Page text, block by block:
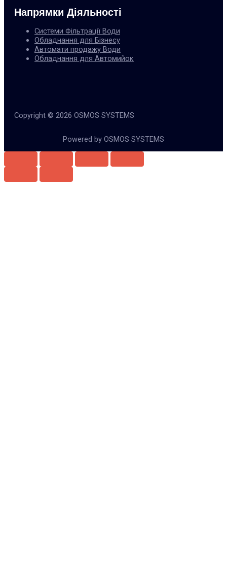
Напрямки Діяльності
Системи Фільтрації Води
Обладнання для Бізнесу
Автомати продажу Води
Обладнання для Автомийок
Copyright © 2026 OSMOS SYSTEMS
Powered by OSMOS SYSTEMS